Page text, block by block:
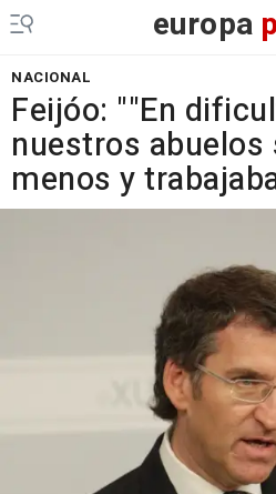
europa
NACIONAL
Feijóo: ""En
nuestros abuelos
menos y